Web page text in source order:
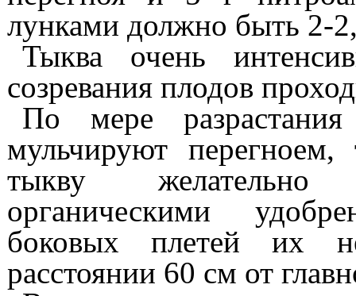
лунками должно быть 2-
Тыква очень
созревания плодов
По мере
мульчируют
тыкву желательно
органическими
боковых плетей их
расстоянии 60 см от